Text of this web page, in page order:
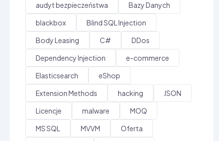
audyt bezpieczeństwa
Bazy Danych
blackbox
Blind SQL Injection
Body Leasing
C#
DDos
Dependency Injection
e-commerce
Elasticsearch
eShop
Extension Methods
hacking
JSON
Licencje
malware
MOQ
MS SQL
MVVM
Oferta